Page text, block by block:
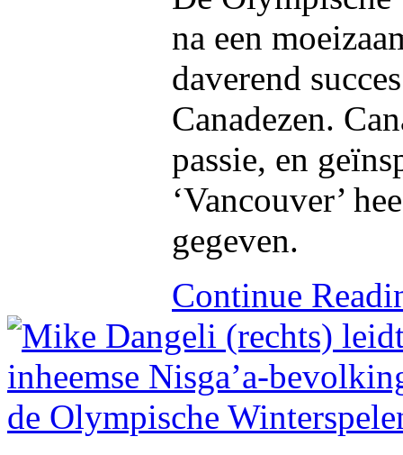
na een
daverend
Canadezen.
passie, en
‘Vancouver’
gegeven.
Continue